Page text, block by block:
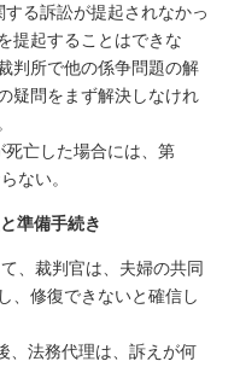
する訴訟が提起されなかっ
提起することはできな
判所で他の係争問題の解
疑問をまず解決しなけれ
死亡した場合には、第
ない。
備手続き
、裁判官は、夫婦の共同
、修復できないと確信し
法務代理は、訴えが何